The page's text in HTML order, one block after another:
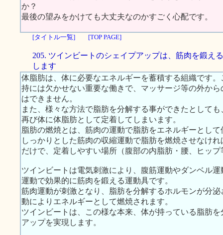
か？
最後の望みをかけても大丈夫なのかすごく心配です。
[タイトル一覧] [TOP PAGE]
205. ツインビートのシェイプアップは、筋肉を鍛え
します
体脂肪は、体に必要なエネルギーを蓄積する組織です
持には欠かせない重要な働きで、マッサージ等の外か
はできません。
また、様々な方法で脂肪を分解する事ができたとして
再び体に体脂肪として定着してしまいます。
脂肪の燃焼とは、筋肉の運動で脂肪をエネルギーとし
しっかりとした筋肉の収縮運動で脂肪を燃焼させなけ
だけで、定着しやすい場所（腹部の内脂肪・腰、ヒッ
ツインビートは電気刺激により、腹筋運動やダンベル
運動で効果的に筋肉を鍛える運動具です。
筋肉運動が刺激となり、脂肪を分解するホルモンが分
動によりエネルギーとして燃焼されます。
ツインビートは、この様な本来、体が持っている脂肪
アップを実現します。